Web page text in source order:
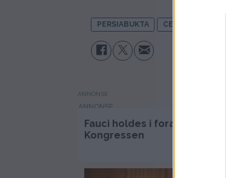
PERSIABUKTA CENTCOM
ANNONSE
Fauci holdes i forakt for
Kongressen